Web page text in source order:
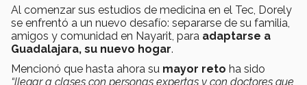
Al comenzar sus estudios de medicina en el Tec, Dorely
se enfrentó a un nuevo desafío: separarse de su familia,
amigos y comunidad en Nayarit, para adaptarse a
Guadalajara, su nuevo hogar.
Mencionó que hasta ahora su mayor reto ha sido
“llegar a clases con personas expertas y con doctores que